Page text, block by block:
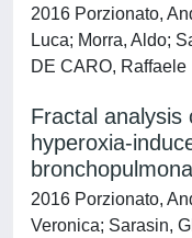
2016 Porzionato,
Luca; Morra, Aldo;
DE CARO, Raffaele
Fractal analysis
hyperoxia-
2016 Porzionato,
Veronica; Sarasin,